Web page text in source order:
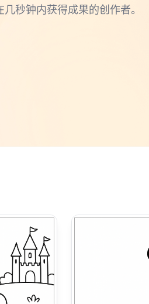
秒钟内获得成果的创作者。